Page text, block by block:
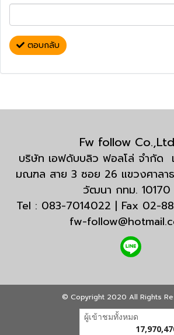
ตอบกลับ
Fw follow Co.,Ltd
บริษัท เอฟดับบลิว ฟอลโล่ จำกัด
มณฑล สาย 3 ซอย 26 แขวงศาลา
วัฒนา กทม. 10170
Tel : 083-7014022 | Fax 02-
fw-
© Copyright 2020 All Rights
ผู้เข้าชมทั้งหมด